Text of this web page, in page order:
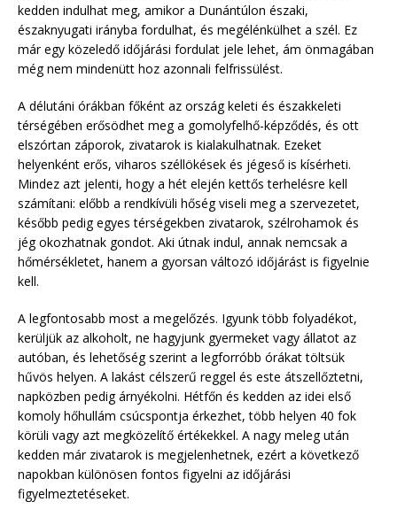
kedden indulhat meg, amikor a Dunántúlon északi,
északnyugati irányba fordulhat, és megélénkülhet a szél. Ez
már egy közeledő időjárási fordulat jele lehet, ám önmagában
még nem mindenütt hoz azonnali felfrissülést.
A délutáni órákban főként az ország keleti és északkeleti
térségében erősödhet meg a gomolyfelhő-képződés, és ott
elszórtan záporok, zivatarok is kialakulhatnak. Ezeket
helyenként erős, viharos széllökések és jégeső is kísérheti.
Mindez azt jelenti, hogy a hét elején kettős terhelésre kell
számítani: előbb a rendkívüli hőség viseli meg a szervezetet,
később pedig egyes térségekben zivatarok, szélrohamok és
jég okozhatnak gondot. Aki útnak indul, annak nemcsak a
hőmérsékletet, hanem a gyorsan változó időjárást is figyelnie
kell.
A legfontosabb most a megelőzés. Igyunk több folyadékot,
kerüljük az alkoholt, ne hagyjunk gyermeket vagy állatot az
autóban, és lehetőség szerint a legforróbb órákat töltsük
hűvös helyen. A lakást célszerű reggel és este átszellőztetni,
napközben pedig árnyékolni. Hétfőn és kedden az idei első
komoly hőhullám csúcspontja érkezhet, több helyen 40 fok
körüli vagy azt megközelítő értékekkel. A nagy meleg után
kedden már zivatarok is megjelenhetnek, ezért a következő
napokban különösen fontos figyelni az időjárási
figyelmeztetéseket.